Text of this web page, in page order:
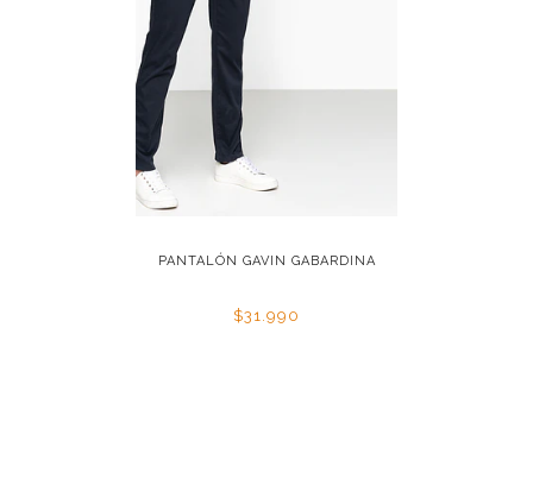
PANTALÓN GAVIN GABARDINA
$31.990